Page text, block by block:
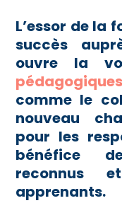
L’essor de la
succès
ouvre la
comme le
nouveau
pour les
bénéfice
reconnus
apprenants.